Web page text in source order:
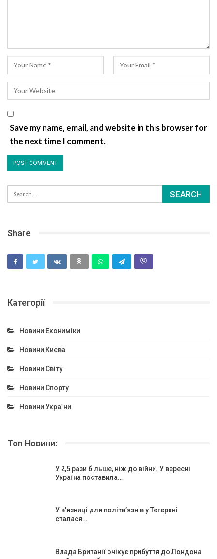
Save my name, email, and website in this browser for
the next time I comment.
Share
Категорії
Новини Екониміки
Новини Києва
Новини Світу
Новини Спорту
Новини України
Топ Новини:
У 2,5 рази більше, ніж до війни. У вересні
Україна поставила…
У в’язниці для політв’язнів у Тегерані
сталася…
Влада Британії очікує прибуття до Лондона